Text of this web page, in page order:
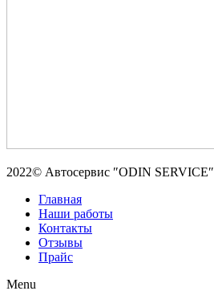
2022© Автосервис ″ODIN SERVICE″
Главная
Наши работы
Контакты
Отзывы
Прайс
Menu